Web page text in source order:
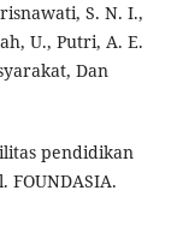
S. N. I.,
U., Putri, A. E.
Dan
pendidikan